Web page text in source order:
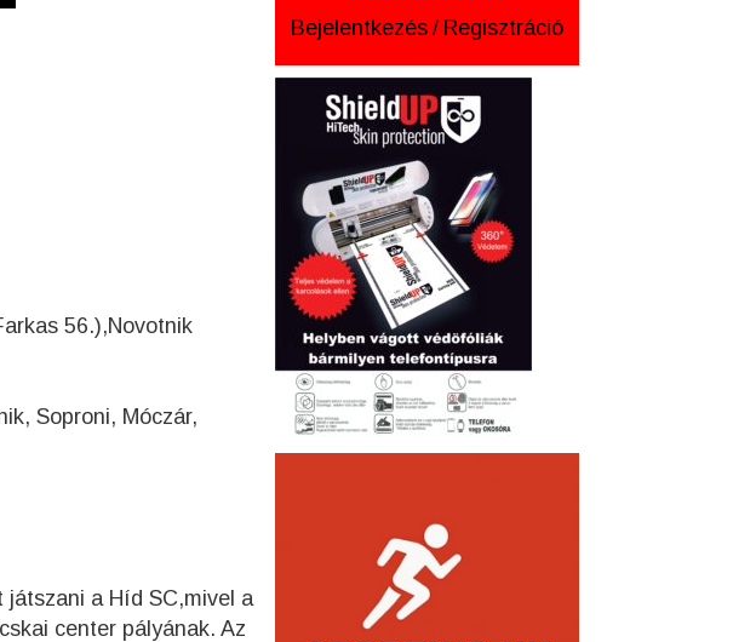
56.),Novotnik
Soproni, Móczár,
a Híd SC,mivel a
center pályának. Az
Bejelentkezés / Regisztráció